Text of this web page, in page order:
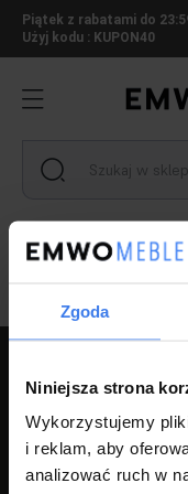
Zgoda
Niniejsza strona
Wykorzystujemy
i reklam, aby
analizować ruch w
Piątek z rabatami do
Użyj kodu : KUPON40
Ten produkt jest
PPH LUZ s.c
ul. Kołłątaja 8,